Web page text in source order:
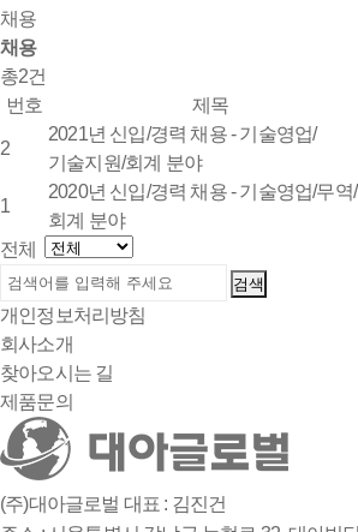
채용
채용
총2건
번호
제목
2
2021년 신입/경력 채용 - 기술영업/
기술지원/회계 분야
1
2020년 신입/경력 채용 - 기술영업/무역/
회계 분야
전체
개인정보처리방침
회사소개
찾아오시는 길
제품문의
(주)대아글로벌 대표 : 김진건